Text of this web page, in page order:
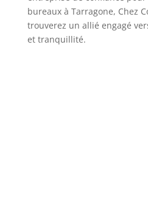
bureaux à Tarragone, Chez
trouverez un allié engagé
et tranquillité.